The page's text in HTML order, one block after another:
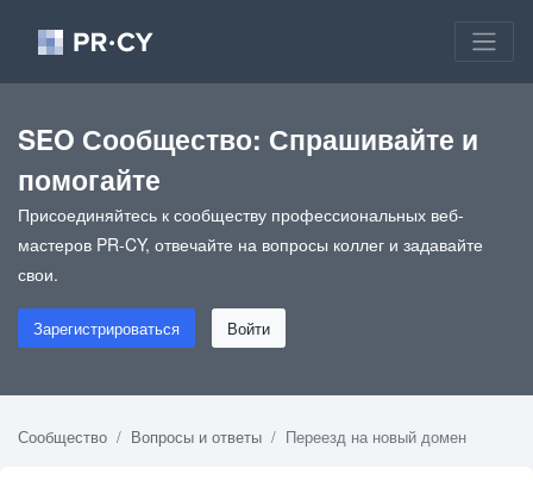
SEO Сообщество: Спрашивайте и
помогайте
Присоединяйтесь к сообществу профессиональных веб-
мастеров PR-CY, отвечайте на вопросы коллег и задавайте
свои.
Зарегистрироваться Войти
Сообщество Вопросы и ответы Переезд на новый домен